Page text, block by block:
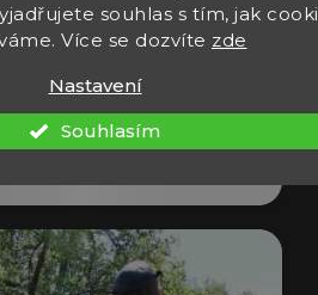
souhlas s tím, jak
Více se dozvíte zde
Nastavení
Souhlasím
T4E TR 50 Gen2 cal 50
Zobrazit video